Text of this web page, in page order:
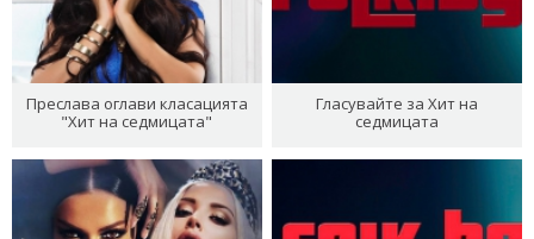
Преслава оглави класацията
"Хит на седмицата"
Гласувайте за Хит на
седмицата